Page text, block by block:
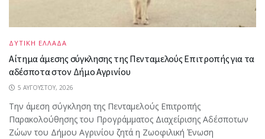
ΔΥΤΙΚΗ ΕΛΛΑΔΑ
Αίτημα άμεσης σύγκλησης της Πενταμελούς Επιτροπής για τα
αδέσποτα στον Δήμο Αγρινίου
5 ΑΥΓΟΎΣΤΟΥ, 2026
Την άμεση σύγκληση της Πενταμελούς Επιτροπής
Παρακολούθησης του Προγράμματος Διαχείρισης Αδέσποτων
Ζώων του Δήμου Αγρινίου ζητά η Ζωοφιλική Ένωση